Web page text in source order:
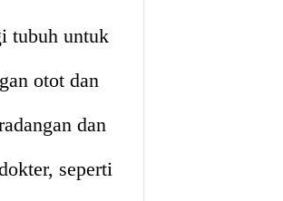
tubuh untuk
otot dan
dan
seperti